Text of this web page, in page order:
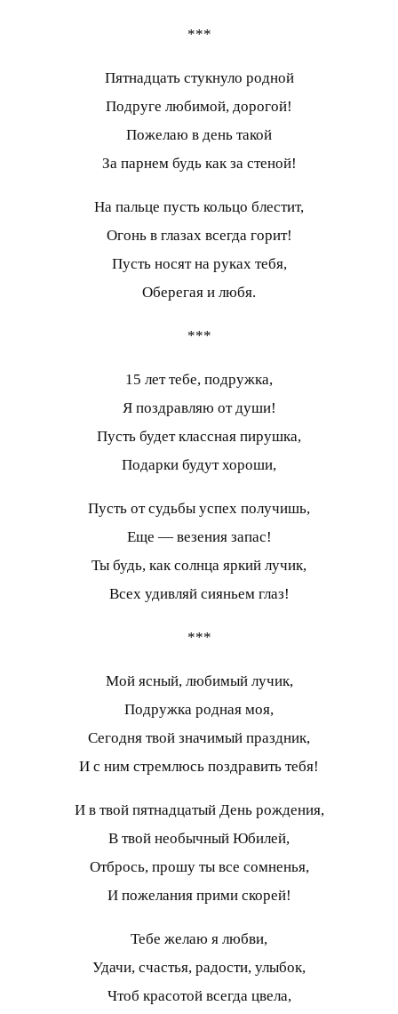
***
Пятнадцать стукнуло родной
Подруге любимой, дорогой!
Пожелаю в день такой
За парнем будь как за стеной!
На пальце пусть кольцо блестит,
Огонь в глазах всегда горит!
Пусть носят на руках тебя,
Оберегая и любя.
***
15 лет тебе, подружка,
Я поздравляю от души!
Пусть будет классная пирушка,
Подарки будут хороши,
Пусть от судьбы успех получишь,
Еще — везения запас!
Ты будь, как солнца яркий лучик,
Всех удивляй сияньем глаз!
***
Мой ясный, любимый лучик,
Подружка родная моя,
Сегодня твой значимый праздник,
И с ним стремлюсь поздравить тебя!
И в твой пятнадцатый День рождения,
В твой необычный Юбилей,
Отбрось, прошу ты все сомненья,
И пожелания прими скорей!
Тебе желаю я любви,
Удачи, счастья, радости, улыбок,
Чтоб красотой всегда цвела,